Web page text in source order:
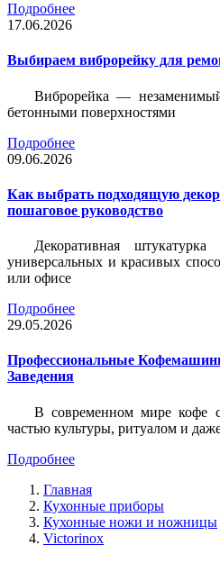
Подробнее
17.06.2026
Выбираем виброрейку для
Виброрейка —
бетонными поверхностями
Подробнее
09.06.2026
Как выбрать подходящую
пошаговое руководство
Декоративная
универсальных и красивых
или офисе
Подробнее
29.05.2026
Профессиональные
Заведения
В современном мире кофе
частью культуры, ритуалом и
Подробнее
Главная
Кухонные приборы
Кухонные ножи и ножницы
Victorinox